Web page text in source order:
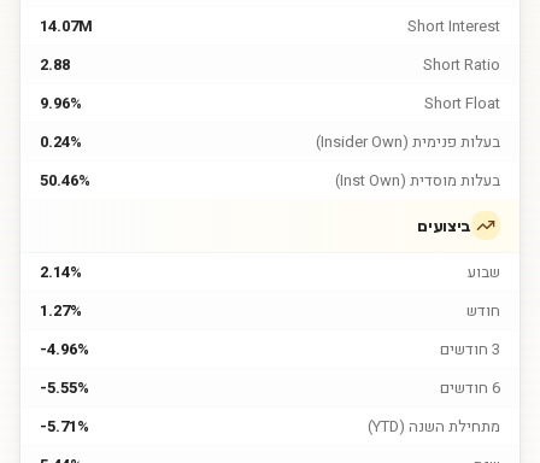
Short Interest
14.07M
Short Ratio
2.88
Short Float
9.96%
בעלות פנימית (Insider Own)
0.24%
בעלות מוסדית (Inst Own)
50.46%
ביצועים
שבוע
2.14%
חודש
1.27%
3 חודשים
-4.96%
6 חודשים
-5.55%
מתחילת השנה (YTD)
-5.71%